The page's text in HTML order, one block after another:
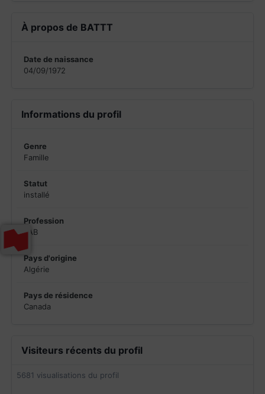
À propos de BATTT
Date de naissance
04/09/1972
Informations du profil
Genre
Famille
Statut
installé
Profession
PAB
Pays d'origine
Algérie
Pays de résidence
Canada
Visiteurs récents du profil
5681 visualisations du profil